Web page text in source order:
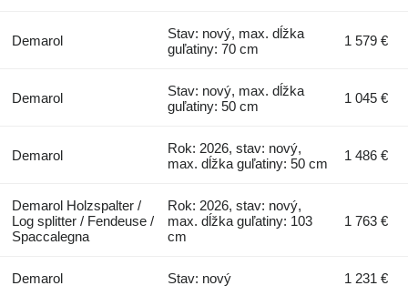
Demarol
Stav: nový, max. dĺžka
guľatiny: 70 cm
1 579 €
Demarol
Stav: nový, max. dĺžka
guľatiny: 50 cm
1 045 €
Demarol
Rok: 2026, stav: nový,
max. dĺžka guľatiny: 50 cm
1 486 €
Demarol Holzspalter /
Log splitter / Fendeuse /
Spaccalegna
Rok: 2026, stav: nový,
max. dĺžka guľatiny: 103
cm
1 763 €
Demarol Stav: nový 1 231 €